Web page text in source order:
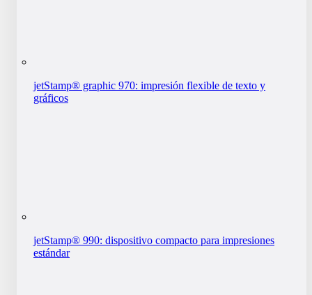
jetStamp® graphic 970: impresión flexible de texto y
gráficos
jetStamp® 990: dispositivo compacto para impresiones
estándar